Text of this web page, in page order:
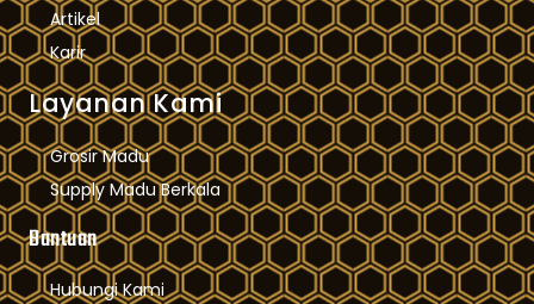
Artikel
Karir
Layanan Kami
Grosir Madu
Supply Madu Berkala
Bantuan
Hubungi Kami